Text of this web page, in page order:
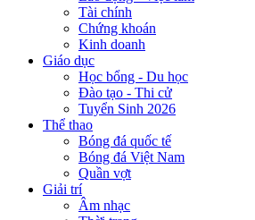
Tài chính
Chứng khoán
Kinh doanh
Giáo dục
Học bổng - Du học
Đào tạo - Thi cử
Tuyển Sinh 2026
Thể thao
Bóng đá quốc tế
Bóng đá Việt Nam
Quần vợt
Giải trí
Âm nhạc